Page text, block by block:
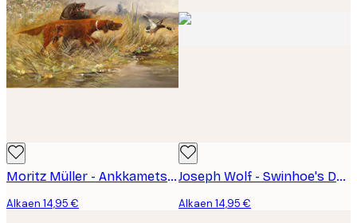
Moritz Müller - Ankkametsästys Juliste
Alkaen 14,95 €
Joseph Wolf - Swinhoe's Deer Juliste
Alkaen 14,95 €